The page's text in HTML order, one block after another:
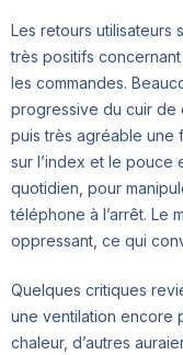
Les retours utilisateurs
très positifs
les commandes.
progressive du cuir de
puis très agréable une
sur l’index et le pouce
quotidien, pour
téléphone à l’arrêt. Le
oppressant, ce qui
Quelques critiques
une ventilation encore
chaleur, d’autres